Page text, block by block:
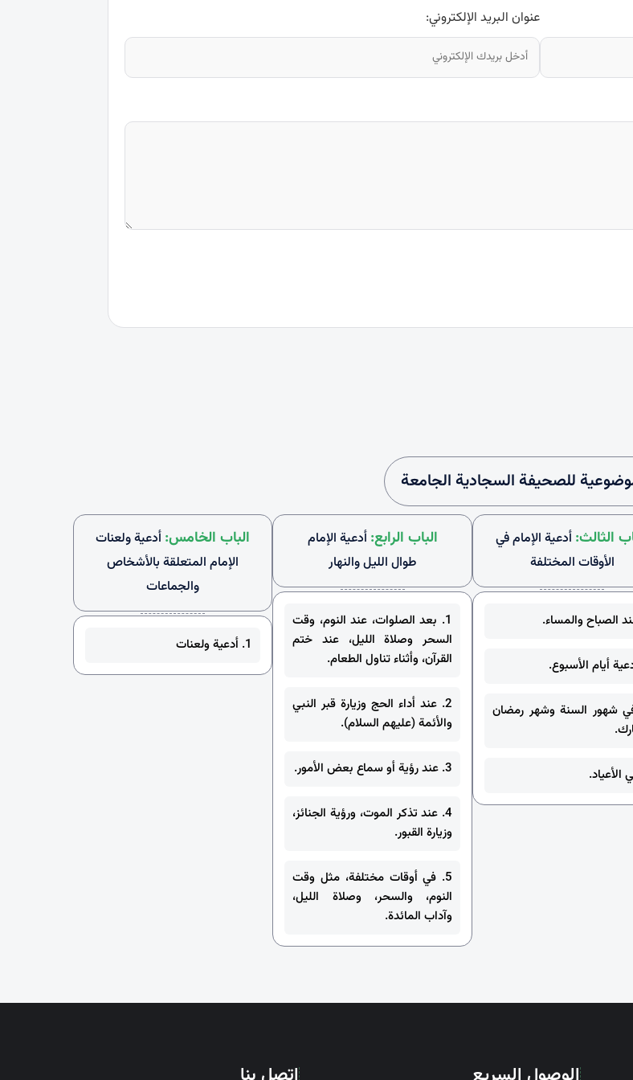
عنوان البريد الإلكتروني:
للصحيفة السجادية الجامعة
الثالث: أدعية الإمام في
الأوقات المختلفة
شهور السنة وشهر رمضان
الباب الرابع: أدعية الإمام
طوال الليل والنهار
1. بعد الصلوات، عند النوم، وقت
السحر وصلاة الليل، عند ختم
القرآن، وأثناء تناول الطعام.
2. عند أداء الحج وزيارة قبر النبي
والأئمة (عليهم السلام).
3. عند رؤية أو سماع بعض الأمور.
4. عند تذكر الموت، ورؤية الجنائز،
وزيارة القبور.
5. في أوقات مختلفة، مثل وقت
النوم، والسحر، وصلاة الليل،
وآداب المائدة.
الباب الخامس: أدعية ولعنات
الإمام المتعلقة بالأشخاص
والجماعات
1. أدعية ولعنات